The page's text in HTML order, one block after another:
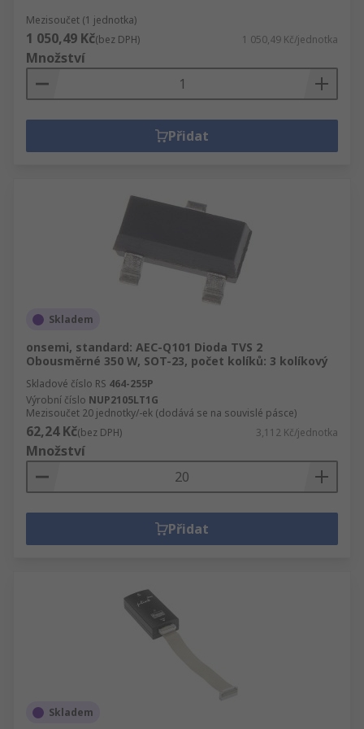
Mezisoučet (1 jednotka)
1 050,49 Kč(bez DPH) 1 050,49 Kč/jednotka
Množství
Přidat
Skladem
onsemi, standard: AEC-Q101 Dioda TVS 2
Obousměrné 350 W, SOT-23, počet kolíků: 3 kolíkový
Skladové číslo RS 464-255P
Výrobní číslo NUP2105LT1G
Mezisoučet 20 jednotky/-ek (dodává se na souvislé pásce)
62,24 Kč(bez DPH) 3,112 Kč/jednotka
Množství
Přidat
Skladem